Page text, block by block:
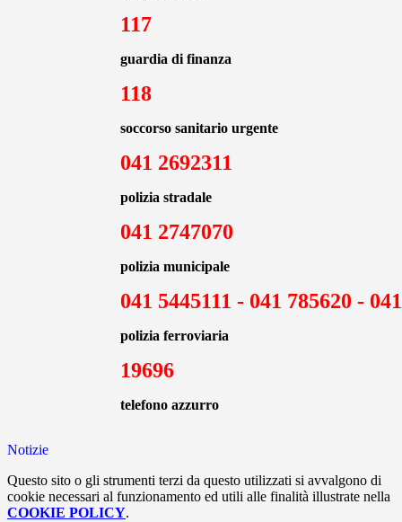
117
guardia di finanza
118
soccorso sanitario urgente
041 2692311
polizia stradale
041 2747070
polizia municipale
041 5445111 - 041 785620 -
polizia ferroviaria
19696
telefono azzurro
Notizie
Questo sito o gli strumenti terzi da questo utilizzati si avvalgono di
cookie necessari al funzionamento ed utili alle finalità illustrate nella
COOKIE POLICY.